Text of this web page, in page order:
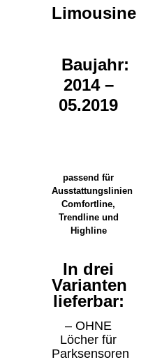
Limousine
Baujahr:
2014 –
05.2019
passend für
Ausstattungslinien
Comfortline,
Trendline und
Highline
In drei
Varianten
lieferbar:
– OHNE
Löcher für
Parksensoren